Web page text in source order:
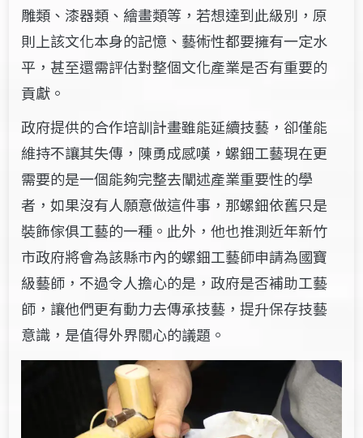
雕類 、漆器類、繪畫類等 ，若想達到此級別，原
則上該文化本身的記憶 、藝術性都要擁有一定水
平 ，甚至還需評估對整個文化產業是否有重要的
貢獻。
政府提供的合作培訓計畫雖能延續技藝，卻僅能
維持不讓其失傳，陳勇成感嘆，螺鈿工藝現在更
需要的是一個能夠完整去闡述產業重要性的學
者，如果沒有人願意做這件事，那螺鈿依舊只是
裝飾傢俱工藝的一種。此外，他也推測近年新竹
市政府將會為該縣市內的螺鈿工藝師申請為國寶
級藝師，不過令人擔心的是，政府是否補助工藝
師，讓他們更有動力去傳承技藝，提升保存技藝
意識，是值得外界關心的議題。